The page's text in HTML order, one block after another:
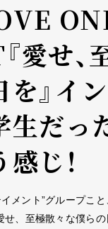
愛せ、
』イン
だっ
じ！
メント”グループこ
せ、至極散々な僕ら